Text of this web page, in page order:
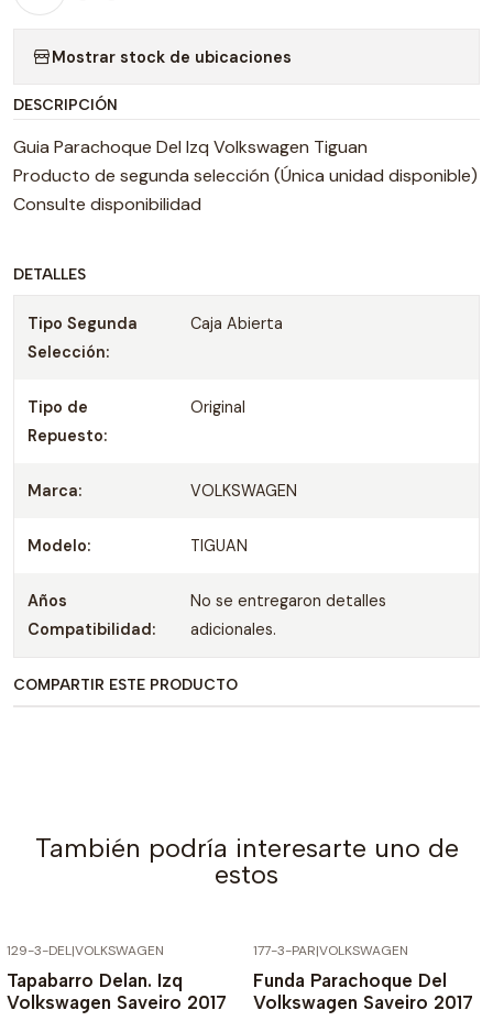
Mostrar stock de ubicaciones
DESCRIPCIÓN
Guia Parachoque Del Izq Volkswagen Tiguan
Producto de segunda selección (Única unidad disponible)
Consulte disponibilidad
DETALLES
Tipo Segunda
Selección:
Caja Abierta
Tipo de
Repuesto:
Original
Marca: VOLKSWAGEN
Modelo: TIGUAN
Años
Compatibilidad:
No se entregaron detalles
adicionales.
COMPARTIR ESTE PRODUCTO
También podría interesarte uno de
estos
129-3-DEL|VOLKSWAGEN
Tapabarro Delan. Izq
Volkswagen Saveiro 2017
177-3-PAR|VOLKSWAGEN
Funda Parachoque Del
Volkswagen Saveiro 2017